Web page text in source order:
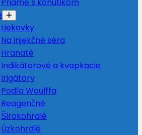
Liekovky
Na injekčné séra
Hranaté
Indikátorové a kvapkacie
Irigátory
Podľa Woulffa
Reagenčné
Širokohrdlé
Úzkohrdlé